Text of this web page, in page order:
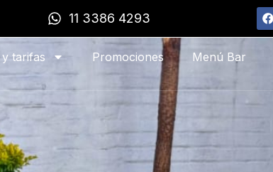
11 3386 4293
tarifas Promociones Menú Bar